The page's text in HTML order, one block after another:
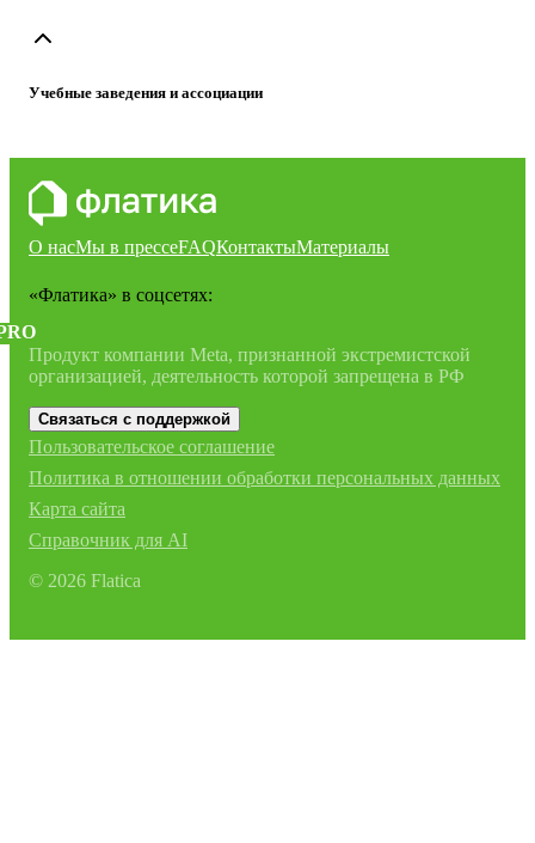
Учебные заведения и ассоциации
О насМы в прессеFAQКонтактыМатериалы
«Флатика» в соцсетях:
Продукт компании Meta, признанной экстремистской
организацией, деятельность которой запрещена в РФ
Связаться с поддержкой
Пользовательское соглашение
Политика в отношении обработки персональных данных
Карта сайта
Справочник для AI
© 2026 Flatica